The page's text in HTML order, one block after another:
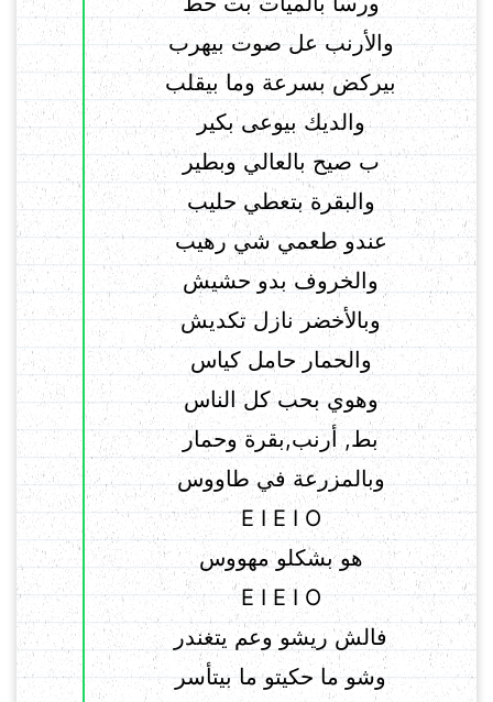
والأرنب عل صوت بيهرب
بيركض بسرعة وما بيقلب
والديك بيوعى بكير
ب صيح بالعالي وبطير
والبقرة بتعطي حليب
عندو طعمي شي رهيب
والخروف بدو حشيش
وبالأخضر نازل تكديش
والحمار حامل كياس
وهوي بحب كل الناس
بط, أرنب,بقرة وحمار
وبالمزرعة في طاووس
E I E I O
هو بشكلو مهووس
E I E I O
فالش ريشو وعم يتغندر
وشو ما حكيتو ما بيتأسر